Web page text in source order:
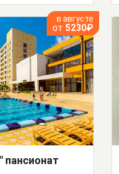
в августе
от 5230₽
пансионат